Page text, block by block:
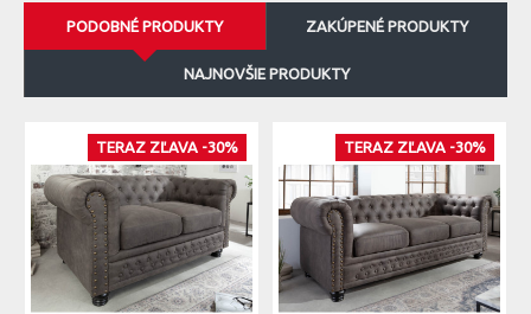
PODOBNÉ PRODUKTY ZAKÚPENÉ PRODUKTY
NAJNOVŠIE PRODUKTY
TERAZ ZĽAVA -30% TERAZ ZĽAVA -30%